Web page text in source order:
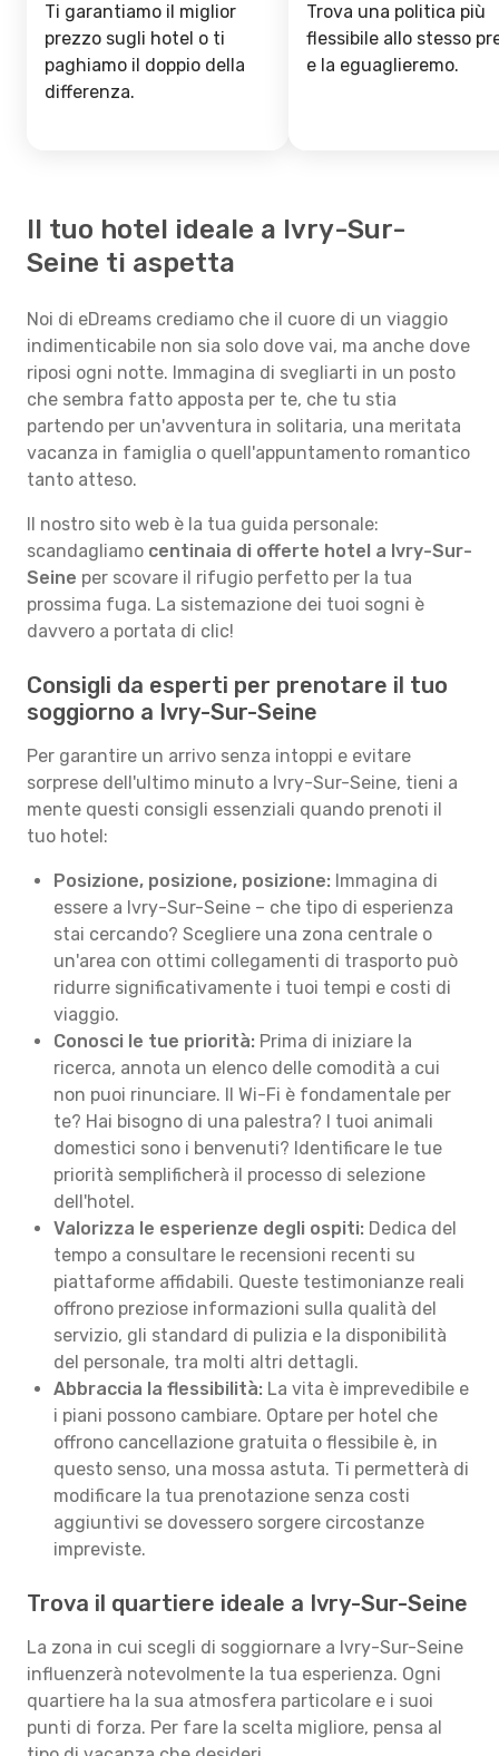
Ti garantiamo il miglior
prezzo sugli hotel o ti
paghiamo il doppio della
differenza.
Trova una politica più
flessibile allo stesso
e la eguaglieremo.
Il tuo hotel ideale a Ivry-Sur-
Seine ti aspetta
Noi di eDreams crediamo che il cuore di un viaggio
indimenticabile non sia solo dove vai, ma anche dove
riposi ogni notte. Immagina di svegliarti in un posto
che sembra fatto apposta per te, che tu stia
partendo per un'avventura in solitaria, una meritata
vacanza in famiglia o quell'appuntamento romantico
tanto atteso.
Il nostro sito web è la tua guida personale:
scandagliamo centinaia di offerte hotel a Ivry-Sur-
Seine per scovare il rifugio perfetto per la tua
prossima fuga. La sistemazione dei tuoi sogni è
davvero a portata di clic!
Consigli da esperti per prenotare il tuo
soggiorno a Ivry-Sur-Seine
Per garantire un arrivo senza intoppi e evitare
sorprese dell'ultimo minuto a Ivry-Sur-Seine, tieni a
mente questi consigli essenziali quando prenoti il
tuo hotel:
Posizione, posizione, posizione: Immagina di
essere a Ivry-Sur-Seine – che tipo di esperienza
stai cercando? Scegliere una zona centrale o
un'area con ottimi collegamenti di trasporto può
ridurre significativamente i tuoi tempi e costi di
viaggio.
Conosci le tue priorità: Prima di iniziare la
ricerca, annota un elenco delle comodità a cui
non puoi rinunciare. Il Wi-Fi è fondamentale per
te? Hai bisogno di una palestra? I tuoi animali
domestici sono i benvenuti? Identificare le tue
priorità semplificherà il processo di selezione
dell'hotel.
Valorizza le esperienze degli ospiti: Dedica del
tempo a consultare le recensioni recenti su
piattaforme affidabili. Queste testimonianze reali
offrono preziose informazioni sulla qualità del
servizio, gli standard di pulizia e la disponibilità
del personale, tra molti altri dettagli.
Abbraccia la flessibilità: La vita è imprevedibile e
i piani possono cambiare. Optare per hotel che
offrono cancellazione gratuita o flessibile è, in
questo senso, una mossa astuta. Ti permetterà di
modificare la tua prenotazione senza costi
aggiuntivi se dovessero sorgere circostanze
impreviste.
Trova il quartiere ideale a Ivry-Sur-Seine
La zona in cui scegli di soggiornare a Ivry-Sur-Seine
influenzerà notevolmente la tua esperienza. Ogni
quartiere ha la sua atmosfera particolare e i suoi
punti di forza. Per fare la scelta migliore, pensa al